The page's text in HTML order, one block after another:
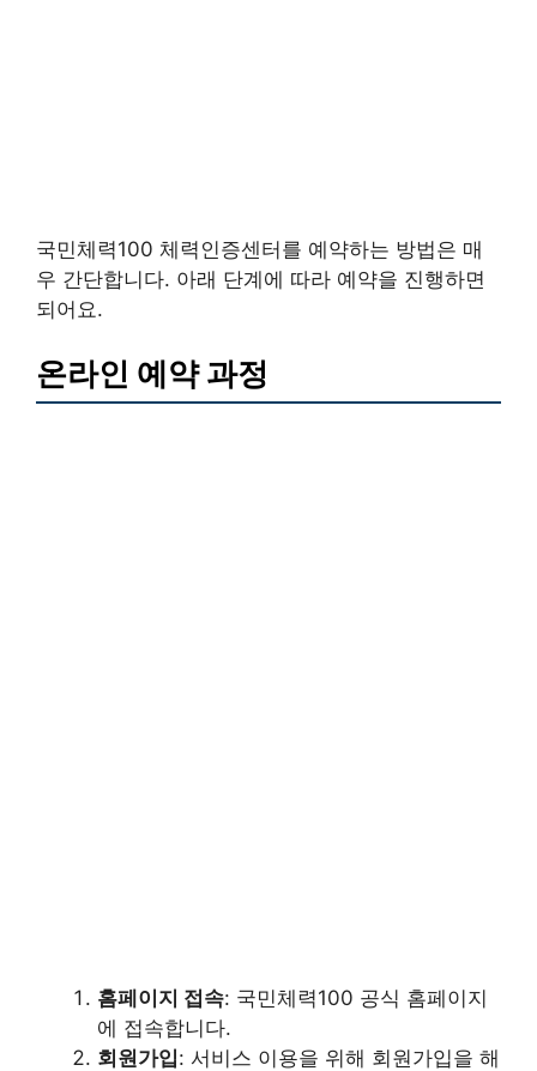
국민체력100 체력인증센터를 예약하는 방법은 매
우 간단합니다. 아래 단계에 따라 예약을 진행하면
되어요.
온라인 예약 과정
홈페이지 접속: 국민체력100 공식 홈페이지
에 접속합니다.
회원가입: 서비스 이용을 위해 회원가입을 해